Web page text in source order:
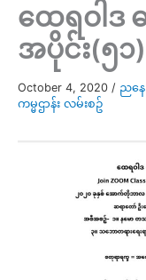
ထေရဝါဒ ဓ
အပိုင်း(၅၁)
October 4, 2020 / ညနေ
ကမ္မဌာန်း လမ်းစဥ်